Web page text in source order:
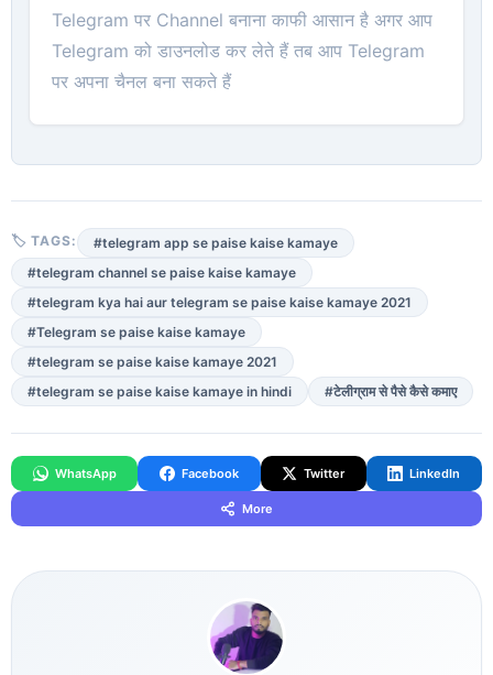
Telegram पर Channel बनाना काफी आसान है अगर आप
Telegram को डाउनलोड कर लेते हैं तब आप Telegram
पर अपना चैनल बना सकते हैं
🏷 TAGS:
#telegram app se paise kaise kamaye
#telegram channel se paise kaise kamaye
#telegram kya hai aur telegram se paise kaise kamaye 2021
#Telegram se paise kaise kamaye
#telegram se paise kaise kamaye 2021
#telegram se paise kaise kamaye in hindi
#टेलीग्राम से पैसे कैसे कमाए
WhatsApp Facebook Twitter LinkedIn
More